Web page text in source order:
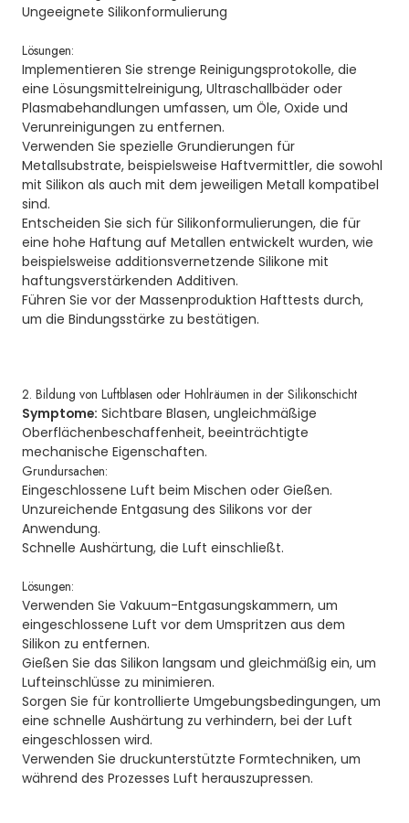
Ungeeignete Silikonformulierung
Lösungen:
Implementieren Sie strenge Reinigungsprotokolle, die
eine Lösungsmittelreinigung, Ultraschallbäder oder
Plasmabehandlungen umfassen, um Öle, Oxide und
Verunreinigungen zu entfernen.
Verwenden Sie spezielle Grundierungen für
Metallsubstrate, beispielsweise Haftvermittler, die sowohl
mit Silikon als auch mit dem jeweiligen Metall kompatibel
sind.
Entscheiden Sie sich für Silikonformulierungen, die für
eine hohe Haftung auf Metallen entwickelt wurden, wie
beispielsweise additionsvernetzende Silikone mit
haftungsverstärkenden Additiven.
Führen Sie vor der Massenproduktion Hafttests durch,
um die Bindungsstärke zu bestätigen.
2. Bildung von Luftblasen oder Hohlräumen in der Silikonschicht
Symptome: Sichtbare Blasen, ungleichmäßige
Oberflächenbeschaffenheit, beeinträchtigte
mechanische Eigenschaften.
Grundursachen:
Eingeschlossene Luft beim Mischen oder Gießen.
Unzureichende Entgasung des Silikons vor der
Anwendung.
Schnelle Aushärtung, die Luft einschließt.
Lösungen:
Verwenden Sie Vakuum-Entgasungskammern, um
eingeschlossene Luft vor dem Umspritzen aus dem
Silikon zu entfernen.
Gießen Sie das Silikon langsam und gleichmäßig ein, um
Lufteinschlüsse zu minimieren.
Sorgen Sie für kontrollierte Umgebungsbedingungen, um
eine schnelle Aushärtung zu verhindern, bei der Luft
eingeschlossen wird.
Verwenden Sie druckunterstützte Formtechniken, um
während des Prozesses Luft herauszupressen.